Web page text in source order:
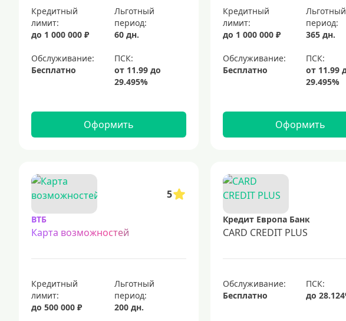
Кредитный
лимит:
до 1 000 000 ₽
Льготный
период:
60 дн.
Обслуживание:
Бесплатно
Оформить
Кредитный
лимит:
до 1 000 000 ₽
Льготный
период:
365 дн.
Обслуживание:
Бесплатно
Оформить
5
ВТБ
Карта возможностей
Кредитный
лимит:
до 500 000 ₽
Льготный
период:
200 дн.
Кредит Европа Банк
CARD CREDIT PLUS
Обслуживание:
Бесплатно